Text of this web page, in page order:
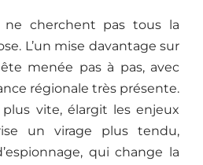
ne cherchent pas tous la
L’un mise davantage sur
menée pas à pas, avec
régionale très présente.
plus vite, élargit les enjeux
un virage plus tendu,
qui change la